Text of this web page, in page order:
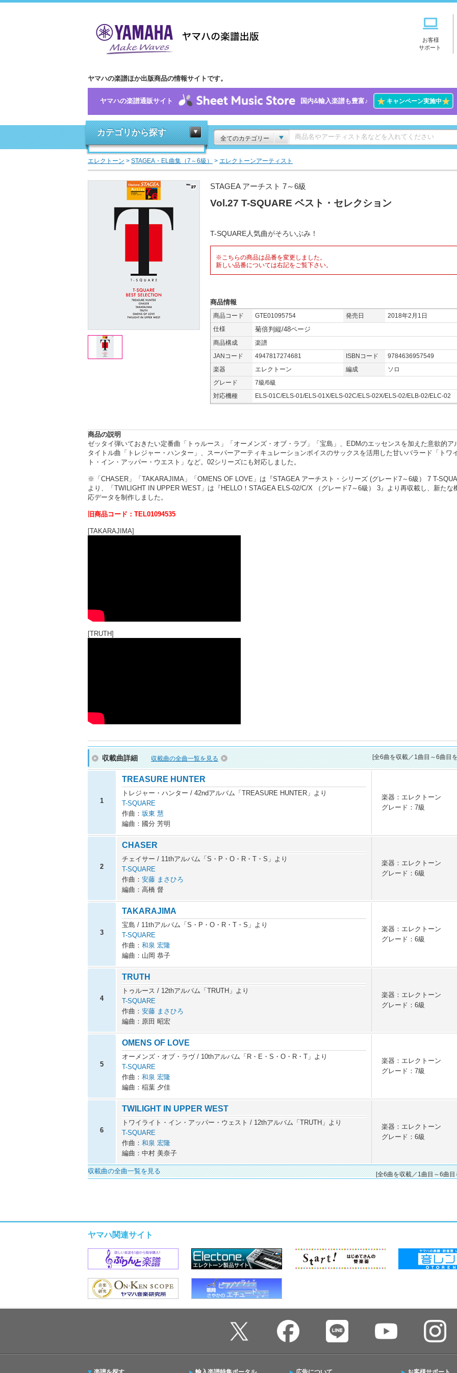
お客様
サポート
ヤマハの楽譜ほか出版商品の情報サイトです。
ヤマハの楽譜通販サイト 国内&輸入楽譜も豊富♪ ★キャンペーン実施中★
カテゴリから探す
全てのカテゴリー
エレクトーン > STAGEA・EL曲集（7～6級） > エレクトーンアーティスト
STAGEA アーチスト 7～6級
Vol.27 T-SQUARE ベスト・セレクション
T-SQUARE人気曲がそろいぶみ！
※こちらの商品は品番を変更しました。
新しい品番については右記をご覧下さい。
商品情報
商品コード GTE01095754 発売日
2018年2月1日
仕様
菊倍判縦/48ページ
商品構成
楽譜
JANコード
4947817274681 ISBNコード
9784636957549
楽器
エレクトーン 編成
ソロ
グレード
7級/6級
対応機種
ELS-01C/ELS-01/ELS-01X/ELS-02C/ELS-02X/ELS-02/ELB-02/ELC-02
商品の説明
ゼッタイ弾いておきたい定番曲「トゥルース」「オーメンズ・オブ・ラブ」「宝島」、EDMのエッセンスを加えた意欲的ア
タイトル曲「トレジャー・ハンター」、スーパーアーティキュレーションボイスのサックスを活用した甘いバラード「トワ
ト・イン・アッパー・ウエスト」など。02シリーズにも対応しました。
※「CHASER」「TAKARAJIMA」「OMENS OF LOVE」は『STAGEA アーチスト・シリーズ (グレード7～6級） 7 T-
より、「TWILIGHT IN UPPER WEST」は『HELLO！STAGEA ELS-02/C/X （グレード7～6級） 3』より再収載し、新たな
応データを制作しました。
旧商品コード：TEL01094535
[TAKARAJIMA]
[TRUTH]
収載曲詳細 収載曲の全曲一覧を見る [全6曲を収載／1曲目～6曲目
1
TREASURE HUNTER
トレジャー・ハンター / 42ndアルバム「TREASURE HUNTER」より
T-SQUARE
作曲： 坂東 慧
編曲：國分 芳明
楽器：エレクトーン
グレード：7級
2
CHASER
チェイサー / 11thアルバム「S・P・O・R・T・S」より
T-SQUARE
作曲： 安藤 まさひろ
編曲：高橋 督
楽器：エレクトーン
グレード：6級
3
TAKARAJIMA
宝島 / 11thアルバム「S・P・O・R・T・S」より
T-SQUARE
作曲： 和泉 宏隆
編曲：山岡 恭子
楽器：エレクトーン
グレード：6級
4
TRUTH
トゥルース / 12thアルバム「TRUTH」より
T-SQUARE
作曲： 安藤 まさひろ
編曲：原田 昭宏
楽器：エレクトーン
グレード：6級
5
OMENS OF LOVE
オーメンズ・オブ・ラヴ / 10thアルバム「R・E・S・O・R・T」より
T-SQUARE
作曲： 和泉 宏隆
編曲：稲葉 夕佳
楽器：エレクトーン
グレード：7級
6
TWILIGHT IN UPPER WEST
トワイライト・イン・アッパー・ウェスト / 12thアルバム「TRUTH」より
T-SQUARE
作曲： 和泉 宏隆
編曲：中村 美奈子
楽器：エレクトーン
グレード：6級
収載曲の全曲一覧を見る [全6曲を収載／1曲目～6曲目
ヤマハ関連サイト